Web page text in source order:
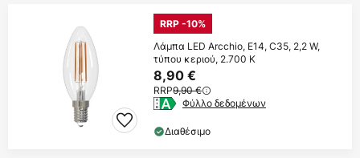
RRP -10%
Λάμπα LED Arcchio, E14, C35, 2,2 W,
τύπου κεριού, 2.700 K
8,90 €
RRP9,90 €
Φύλλο δεδομένων
Διαθέσιμο